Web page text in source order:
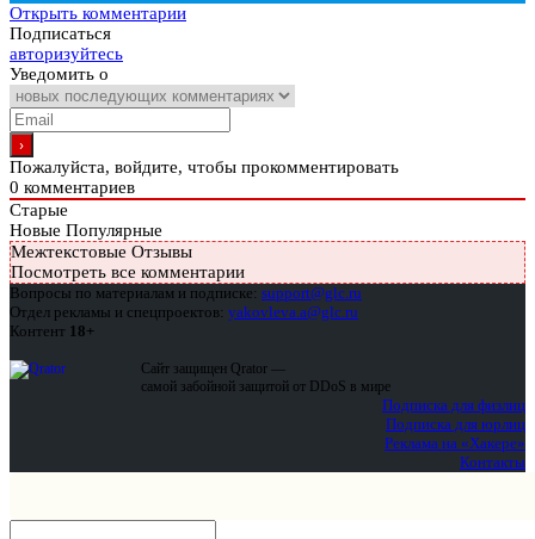
Открыть комментарии
Подписаться
авторизуйтесь
Уведомить о
Пожалуйста, войдите, чтобы прокомментировать
0 комментариев
Старые
Новые Популярные
Межтекстовые Отзывы
Посмотреть все комментарии
Вопросы по материалам и подписке: support@glc.ru
Отдел рекламы и спецпроектов: yakovleva.a@glc.ru
Контент 18+
Сайт защищен Qrator —
самой забойной защитой от DDoS в мире
Подписка для физлиц
Подписка для юрлиц
Реклама на «Хакере»
Контакты